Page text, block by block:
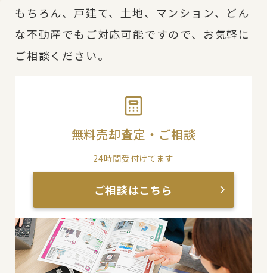
もちろん、戸建て、土地、マンション、どん
な不動産でもご対応可能ですので、お気軽に
ご相談ください。
無料売却査定・ご相談
24時間受付けてます
ご相談はこちら